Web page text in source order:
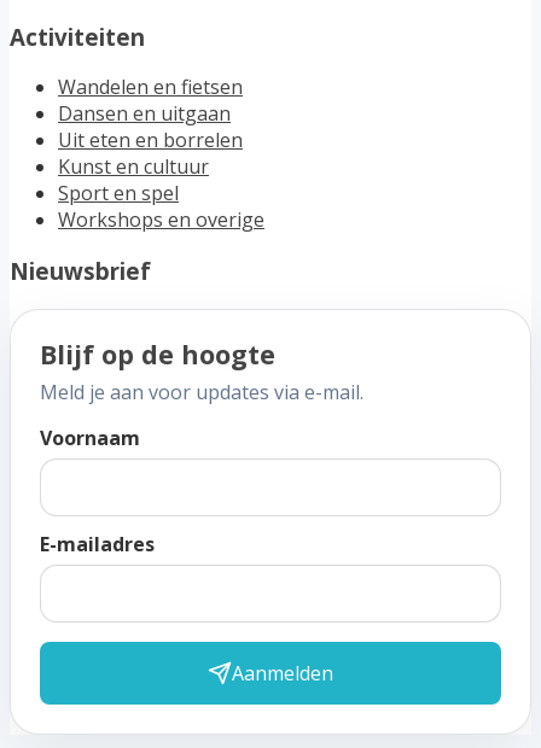
Activiteiten
Wandelen en fietsen
Dansen en uitgaan
Uit eten en borrelen
Kunst en cultuur
Sport en spel
Workshops en overige
Nieuwsbrief
Blijf op de hoogte
Meld je aan voor updates via e-mail.
Voornaam
E-mailadres
Aanmelden